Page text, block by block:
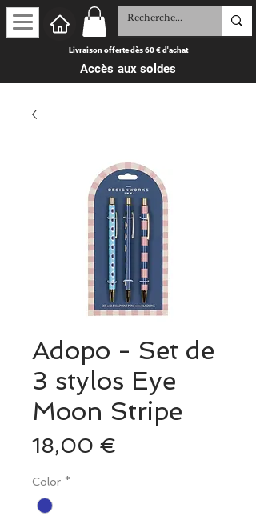
Livraison offerte dès 60 € d'achat
Accès aux soldes
Adopo - Set de
3 stylos Eye
Moon Stripe
18,00 €
Color *